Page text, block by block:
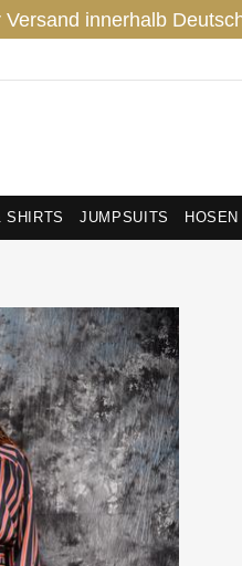
Versand innerhalb
SHIRTS JUMPSUITS HOSEN